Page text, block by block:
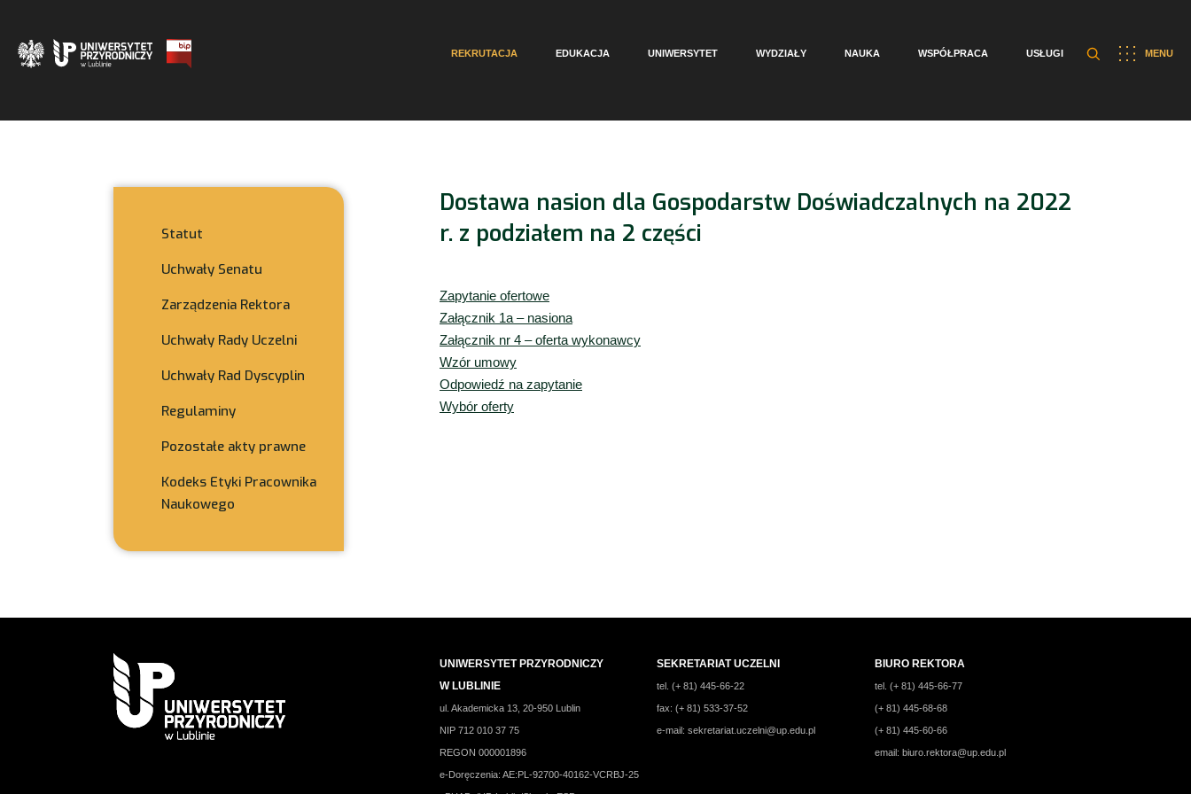
MENU
REKRUTACJA EDUKACJA UNIWERSYTET WYDZIAŁY NAUKA WSPÓŁPRACA USŁUGI
Statut
Uchwały Senatu
Zarządzenia Rektora
Uchwały Rady Uczelni
Uchwały Rad Dyscyplin
Regulaminy
Pozostałe akty prawne
Kodeks Etyki Pracownika
Naukowego
Dostawa nasion dla Gospodarstw Doświadczalnych na 2022
r. z podziałem na 2 części
Zapytanie ofertowe
Załącznik 1a – nasiona
Załącznik nr 4 – oferta wykonawcy
Wzór umowy
Odpowiedź na zapytanie
Wybór oferty
UNIWERSYTET PRZYRODNICZY
W LUBLINIE
ul. Akademicka 13, 20-950 Lublin
NIP 712 010 37 75
REGON 000001896
e-Doręczenia: AE:PL-92700-40162-VCRBJ-25
SEKRETARIAT UCZELNI
tel. (+ 81) 445-66-22
fax: (+ 81) 533-37-52
e-mail:sekretariat.uczelni@up.edu.pl
BIURO REKTORA
tel. (+ 81) 445-66-77
(+ 81) 445-68-68
(+ 81) 445-60-66
email: biuro.rektora@up.edu.pl